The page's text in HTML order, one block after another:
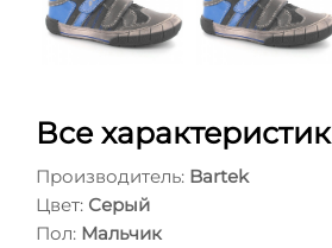
Все
Производитель: Bartek
Цвет: Серый
Пол: Мальчик